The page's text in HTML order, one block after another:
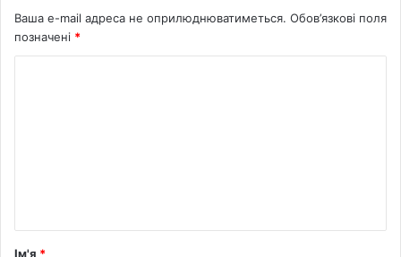
Ваша e-mail адреса не оприлюднюватиметься. Обов’язкові поля
позначені *
Ім'я *